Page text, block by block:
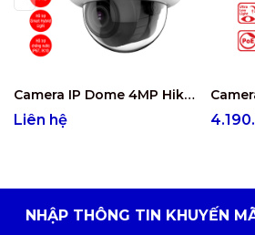
Camera IP Dome 4MP Hikvision DS-2CD2743G2-LIZS2U
Liên hệ
NHẬP THÔNG TIN KHUYẾN